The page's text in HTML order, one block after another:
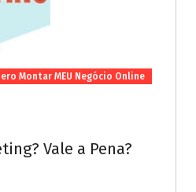
Montar MEU Negócio Online
Vale a Pena?